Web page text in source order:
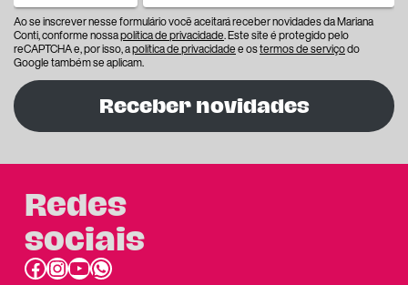
Ao se inscrever nesse formulário você aceitará receber novidades da Mariana
Conti, conforme nossapolítica de privacidade. Este site é protegido pelo
reCAPTCHA e, por isso, apolítica de privacidadee ostermos de serviçodo
Google também se aplicam.
Receber novidades
Redes
sociais
Facebook InstagramYoutube link do whatsapp